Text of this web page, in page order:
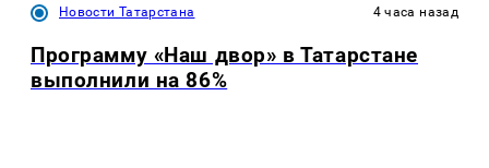
Новости Татарстана 4 часа назад
Программу «Наш двор» в Татарстане
выполнили на 86%